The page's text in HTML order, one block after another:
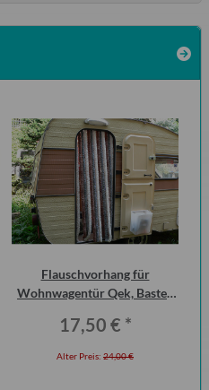
Flauschvorhang für
Wohnwagentür Qek, Bastei,
17,50 € *
Alter Preis: 24,00 €